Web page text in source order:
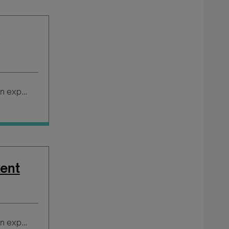
Salario según experiencia
Salario según experiencia